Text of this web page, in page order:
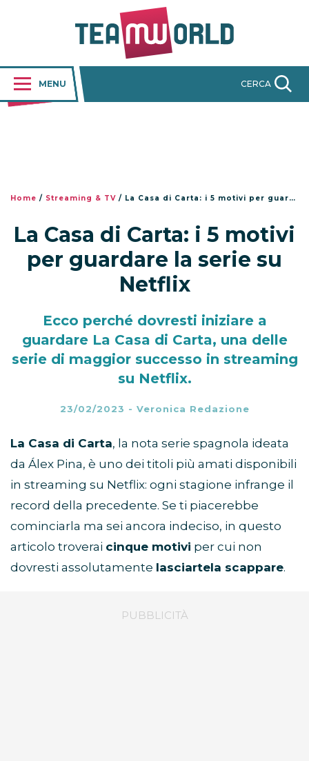
MENU CERCA
Home / Streaming & TV / La Casa di Carta: i 5 motivi per guardare la serie su Netflix
La Casa di Carta: i 5 motivi
per guardare la serie su
Netflix
Ecco perché dovresti iniziare a
guardare La Casa di Carta, una delle
serie di maggior successo in streaming
su Netflix.
23/02/2023 - Veronica Redazione
La Casa di Carta, la nota serie spagnola ideata
da Álex Pina, è uno dei titoli più amati disponibili
in streaming su Netflix: ogni stagione infrange il
record della precedente. Se ti piacerebbe
cominciarla ma sei ancora indeciso, in questo
articolo troverai cinque motivi per cui non
dovresti assolutamente lasciartela scappare.